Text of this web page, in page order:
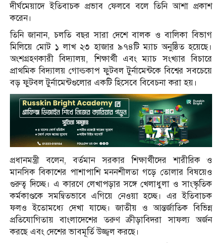
দীর্ঘমেয়াদে ইতিবাচক প্রভাব ফেলবে বলে তিনি আশা প্রকাশ
করেন।
তিনি জানান, চলতি বছর সারা দেশে বালক ও বালিকা বিভাগ
মিলিয়ে মোট ১ লাখ ২৩ হাজার ৯৭৪টি ম্যাচ অনুষ্ঠিত হয়েছে।
অংশগ্রহণকারী বিদ্যালয়, শিক্ষার্থী এবং ম্যাচ সংখ্যার বিচারে
প্রাথমিক বিদ্যালয় গোল্ডকাপ ফুটবল টুর্নামেন্টকে বিশ্বের সবচেয়ে
বড় ফুটবল টুর্নামেন্টগুলোর একটি হিসেবে বিবেচনা করা হয়।
প্রধানমন্ত্রী বলেন, বর্তমান সরকার শিক্ষার্থীদের শারীরিক ও
মানসিক বিকাশের পাশাপাশি মননশীলতা গড়ে তোলার বিষয়েও
গুরুত্ব দিচ্ছে। এ কারণে লেখাপড়ার সঙ্গে খেলাধুলা ও সাংস্কৃতিক
কর্মকাণ্ডকে সমন্বিতভাবে এগিয়ে নেওয়া হচ্ছে। এর ইতিবাচক
ফলও ইতোমধ্যে দেখা যাচ্ছে। জাতীয় ও আন্তর্জাতিক বিভিন্ন
প্রতিযোগিতায় বাংলাদেশের তরুণ ক্রীড়াবিদরা সাফল্য অর্জন
করছে এবং দেশের ভাবমূর্তি উজ্জ্বল করছে।